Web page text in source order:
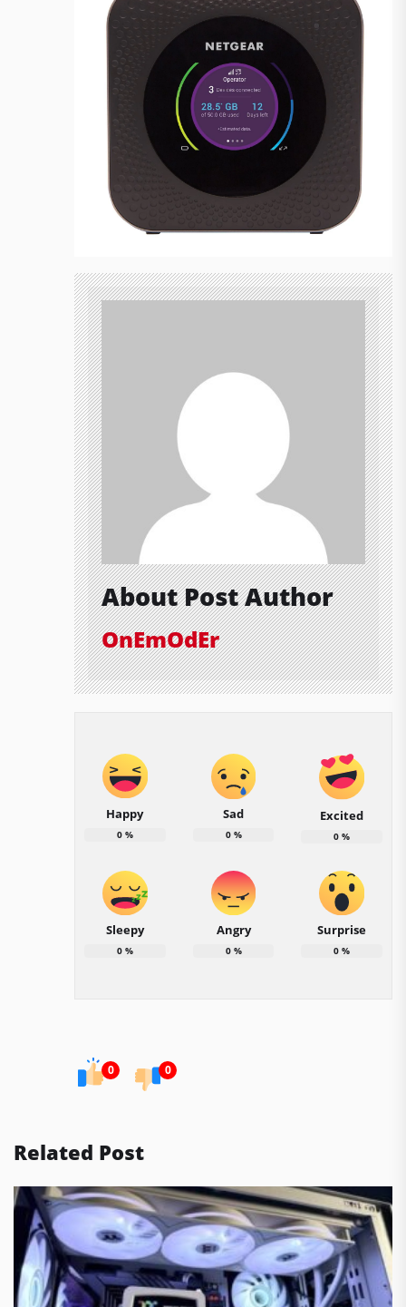
About Post Author
OnEmOdEr
Happy
0%
Sad
0%
Excited
0 %
Sleepy
0%
Angry
0%
Surprise
0 %
0 0
Related Post